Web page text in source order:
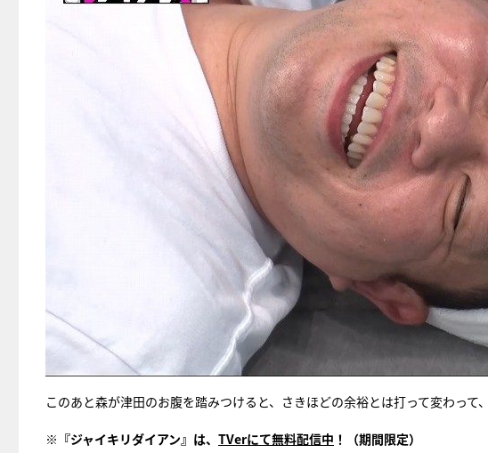
このあと森が津田のお腹を踏みつけると、さきほどの余裕とは打って変わって
※『ジャイキリダイアン』は、 TVerにて無料配信中 ！（期間限定）